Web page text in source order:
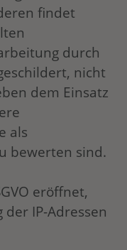
findet
durch
nicht
dem Einsatz
als
bewerten sind.
eröffnet,
IP-Adressen